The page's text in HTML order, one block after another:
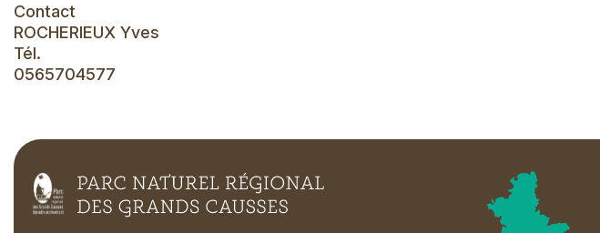
Contact
ROCHERIEUX Yves
Tél.
0565704577